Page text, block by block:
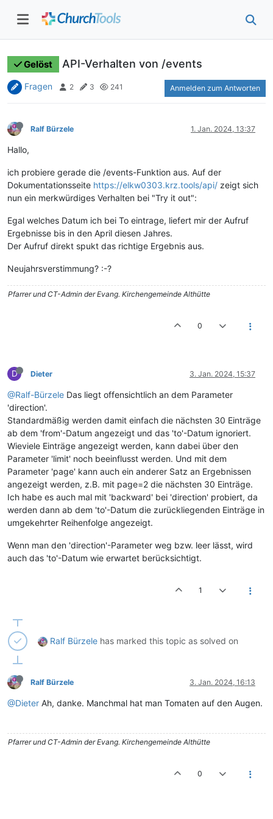
Gelöst API-Verhalten von /events
Fragen 2 3 241 Anmelden zum Antworten
Ralf Bürzele 1. Jan. 2024, 13:37
Hallo,
ich probiere gerade die /events-Funktion aus. Auf der
Dokumentationsseite https://elkw0303.krz.tools/api/ zeigt sich
nun ein merkwürdiges Verhalten bei "Try it out":
Egal welches Datum ich bei To eintrage, liefert mir der Aufruf
Ergebnisse bis in den April diesen Jahres.
Der Aufruf direkt spukt das richtige Ergebnis aus.
Neujahrsverstimmung? :-?
Pfarrer und CT-Admin der Evang. Kirchengemeinde Althütte
0
D Dieter 3. Jan. 2024, 15:37
@Ralf-Bürzele Das liegt offensichtlich an dem Parameter
'direction'.
Standardmäßig werden damit einfach die nächsten 30 Einträge
ab dem 'from'-Datum angezeigt und das 'to'-Datum ignoriert.
Wieviele Einträge angezeigt werden, kann dabei über den
Parameter 'limit' noch beeinflusst werden. Und mit dem
Parameter 'page' kann auch ein anderer Satz an Ergebnissen
angezeigt werden, z.B. mit page=2 die nächsten 30 Einträge.
Ich habe es auch mal mit 'backward' bei 'direction' probiert, da
werden dann ab dem 'to'-Datum die zurückliegenden Einträge in
umgekehrter Reihenfolge angezeigt.
Wenn man den 'direction'-Parameter weg bzw. leer lässt, wird
auch das 'to'-Datum wie erwartet berücksichtigt.
1
Ralf Bürzele has marked this topic as solved on
Ralf Bürzele 3. Jan. 2024, 16:13
@Dieter Ah, danke. Manchmal hat man Tomaten auf den Augen.
Pfarrer und CT-Admin der Evang. Kirchengemeinde Althütte
0